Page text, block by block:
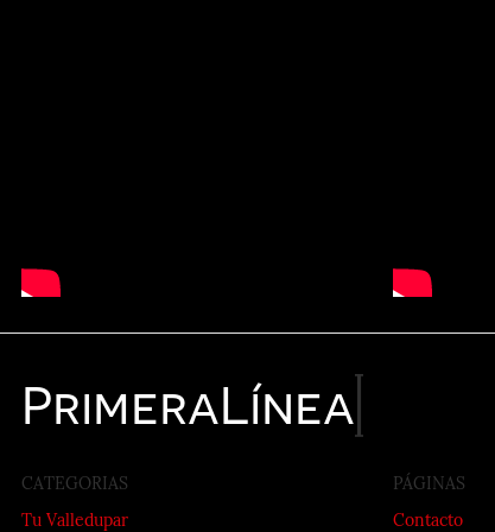
PrimeraLínea
CATEGORIAS
Tu Valledupar
PÁGINAS
Contacto